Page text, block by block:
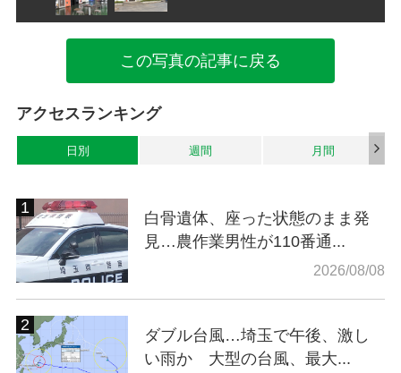
この写真の記事に戻る
アクセスランキング
日別 週間 月間
白骨遺体、座った状態のまま発
見…農作業男性が110番通...
2026/08/08
ダブル台風…埼玉で午後、激し
い雨か 大型の台風、最大...